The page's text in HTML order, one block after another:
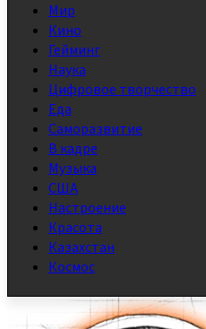
Мир
Кино
Гейминг
Наука
Цифровое творчество
Еда
Саморазвитие
В кадре
Музыка
США
Настроение
Красота
Казахстан
Космос